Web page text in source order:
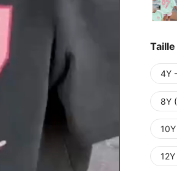
Taille
4Y
8Y